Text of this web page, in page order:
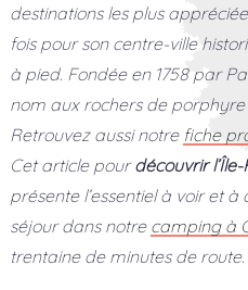
destinations les plus
fois pour son centre-ville
à pied. Fondée en 1758 par
nom aux rochers de
Retrouvez aussi notre fiche
Cet article pourdécouvrir
présente l’essentiel à voir et
séjour dans notre camping à
trentaine de minutes de route.